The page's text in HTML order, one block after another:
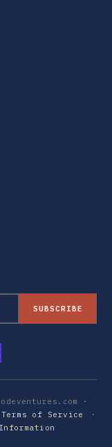
SUBSCRIBE
·
Terms of Service
·